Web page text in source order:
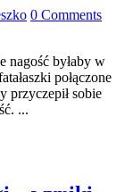
0 Comments
nagość byłaby w
połączone
przyczepił sobie
...